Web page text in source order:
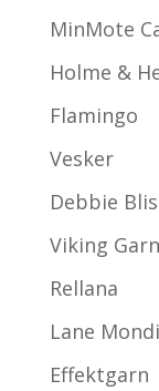
MinMote
Holme &
Flamingo
Vesker
Debbie
Viking Garn
Rellana
Lane
Effektgarn